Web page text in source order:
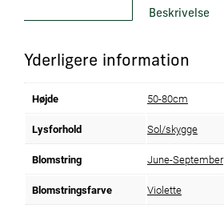
Beskrivelse
Yderligere information
Højde 50-80cm
Lysforhold Sol/skygge
Blomstring June-September
Blomstringsfarve Violette